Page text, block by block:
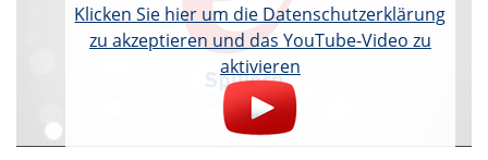
Klicken Sie hier um die Datenschutzerklärung
zu akzeptieren und das YouTube-Video zu
aktivieren